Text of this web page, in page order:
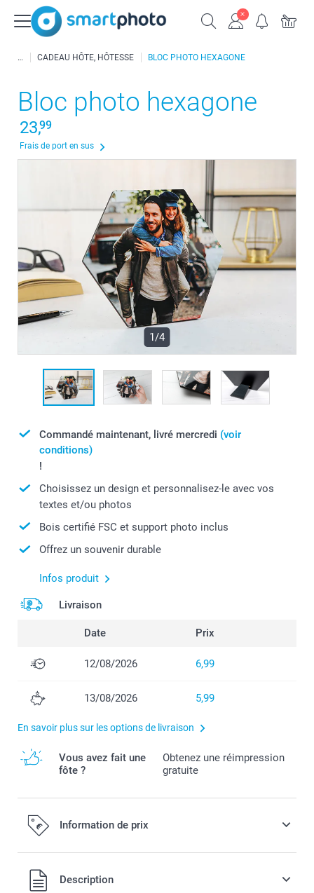
CADEAU HÔTE, HÔTESSE BLOC PHOTO HEXAGONE
Bloc photo hexagone
23,99
Frais de port en sus
1/4
Commandé maintenant, livré mercredi (voir
conditions)
!
Choisissez un design et personnalisez-le avec vos
textes et/ou photos
Bois certifié FSC et support photo inclus
Offrez un souvenir durable
Infos produit
Livraison
Date Prix
12/08/2026 6,99
13/08/2026 5,99
En savoir plus sur les options de livraison
Vous avez fait une
fôte ?
Obtenez une réimpression
gratuite
Information de prix
Tous les prix sont en EURO (€), TVA incluse et hors frais de
port.
Description